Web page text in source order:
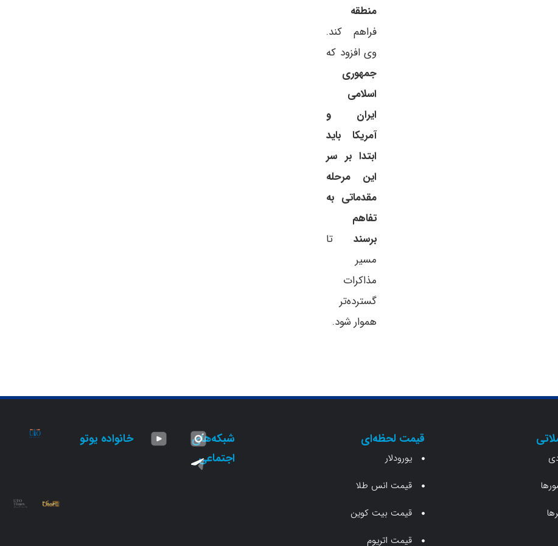
منطقه
فراهم کند.
وی افزود که
جمهوری
اسلامی
ایران و
آمریکا باید
ابتدا بر سر
این مرحله
مقدماتی به
تفاهم
برسند تا
مسیر
مذاکرات
گسترده‌تر
هموار شود.
قیمت لحظه‌ای
یورودلار
قیمت انس طلا
قیمت بیت کوین
قیمت اتریوم
شبکه‌های
اجتماعی
خانواده یوتو